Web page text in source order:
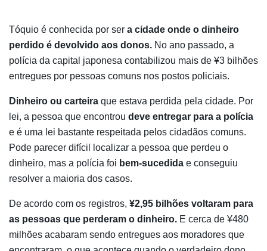
Tóquio é conhecida por ser a cidade onde o dinheiro
perdido é devolvido aos donos. No ano passado, a
polícia da capital japonesa contabilizou mais de ¥3 bilhões
entregues por pessoas comuns nos postos policiais.
Dinheiro ou carteira que estava perdida pela cidade. Por
lei, a pessoa que encontrou deve entregar para a polícia
e é uma lei bastante respeitada pelos cidadãos comuns.
Pode parecer difícil localizar a pessoa que perdeu o
dinheiro, mas a polícia foi bem-sucedida e conseguiu
resolver a maioria dos casos.
De acordo com os registros, ¥2,95 bilhões voltaram para
as pessoas que perderam o dinheiro. E cerca de ¥480
milhões acabaram sendo entregues aos moradores que